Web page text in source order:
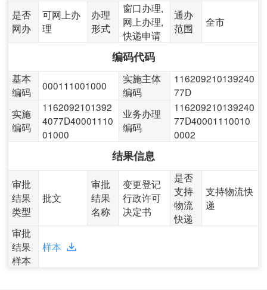
是否
网办
可网上办
理
办理
形式
窗口办理,
网上办理,
快递申请
通办
范围
全市
编码代码
基本
编码
000111001000
实施主体
编码
116209210139240
77D
实施
编码
1162092101392
4077D40001110
01000
业务办理
编码
116209210139240
77D40001110010
0002
结果信息
审批
结果
类型
批文
审批
结果
名称
变更登记
行政许可
决定书
是否
支持
物流
快递
支持物流快
递
审批
结果
样本
样本